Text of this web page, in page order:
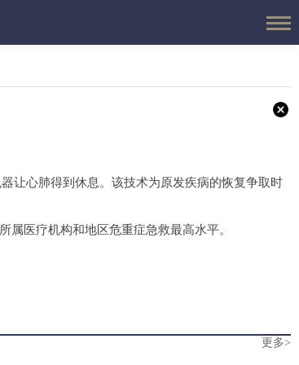
让心肺得到休息。该技术为原发疾病的恢复争取时
属医疗机构和地区危重症急救最高水平。
更多>